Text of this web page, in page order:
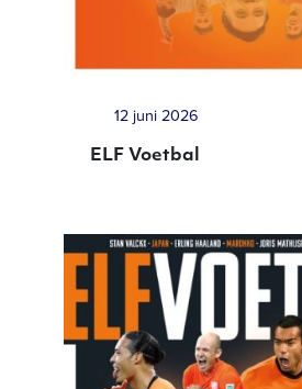
12 juni 2026
ELF Voetbal